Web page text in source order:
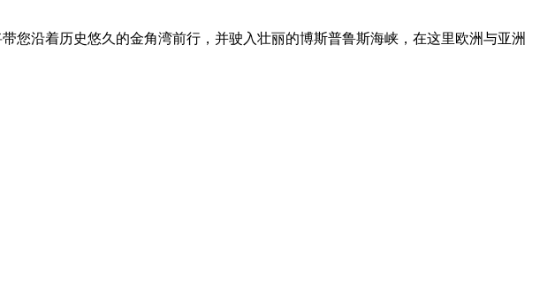
您沿着历史悠久的金角湾前行，并驶入壮丽的博斯普鲁斯海峡，在这里欧洲与亚洲